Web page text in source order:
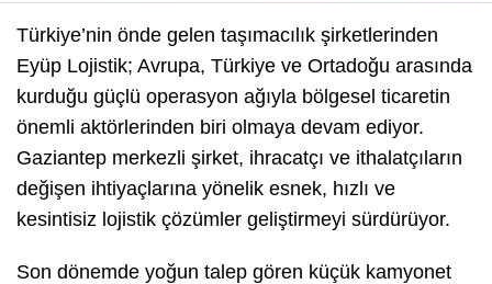
Türkiye’nin önde gelen taşımacılık şirketlerinden
Eyüp Lojistik; Avrupa, Türkiye ve Ortadoğu arasında
kurduğu güçlü operasyon ağıyla bölgesel ticaretin
önemli aktörlerinden biri olmaya devam ediyor.
Gaziantep merkezli şirket, ihracatçı ve ithalatçıların
değişen ihtiyaçlarına yönelik esnek, hızlı ve
kesintisiz lojistik çözümler geliştirmeyi sürdürüyor.
Son dönemde yoğun talep gören küçük kamyonet